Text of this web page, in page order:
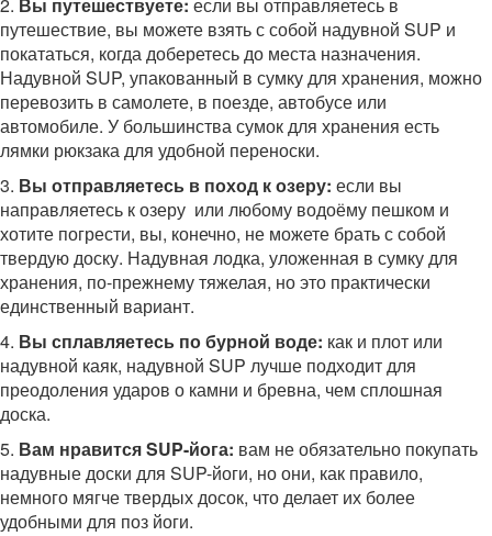
2. Вы путешествуете: если вы отправляетесь в
путешествие, вы можете взять с собой надувной SUP и
покататься, когда доберетесь до места назначения.
Надувной SUP, упакованный в сумку для хранения, можно
перевозить в самолете, в поезде, автобусе или
автомобиле. У большинства сумок для хранения есть
лямки рюкзака для удобной переноски.
3. Вы отправляетесь в поход к озеру: если вы
направляетесь к озеру или любому водоёму пешком и
хотите погрести, вы, конечно, не можете брать с собой
твердую доску. Надувная лодка, уложенная в сумку для
хранения, по-прежнему тяжелая, но это практически
единственный вариант.
4. Вы сплавляетесь по бурной воде: как и плот или
надувной каяк, надувной SUP лучше подходит для
преодоления ударов о камни и бревна, чем сплошная
доска.
5. Вам нравится SUP-йога: вам не обязательно покупать
надувные доски для SUP-йоги, но они, как правило,
немного мягче твердых досок, что делает их более
удобными для поз йоги.